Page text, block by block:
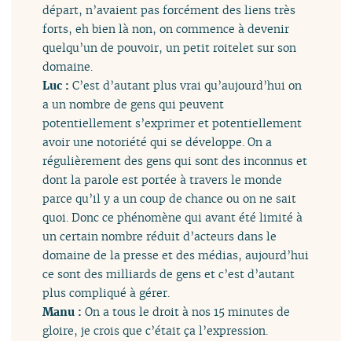
départ, n’avaient pas forcément des liens très
forts, eh bien là non, on commence à devenir
quelqu’un de pouvoir, un petit roitelet sur son
domaine.
Luc :C’est d’autant plus vrai qu’aujourd’hui on
a un nombre de gens qui peuvent
potentiellement s’exprimer et potentiellement
avoir une notoriété qui se développe. On a
régulièrement des gens qui sont des inconnus et
dont la parole est portée à travers le monde
parce qu’il y a un coup de chance ou on ne sait
quoi. Donc ce phénomène qui avant été limité à
un certain nombre réduit d’acteurs dans le
domaine de la presse et des médias, aujourd’hui
ce sont des milliards de gens et c’est d’autant
plus compliqué à gérer.
Manu :On a tous le droit à nos 15 minutes de
gloire, je crois que c’était ça l’expression.